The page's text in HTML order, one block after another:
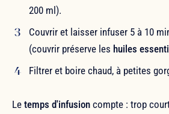
200 ml).
Couvrir et laisser infuser 5 à 10
(couvrir préserve les huiles
Filtrer et boire chaud, à petites
Le temps d'infusion compte : trop